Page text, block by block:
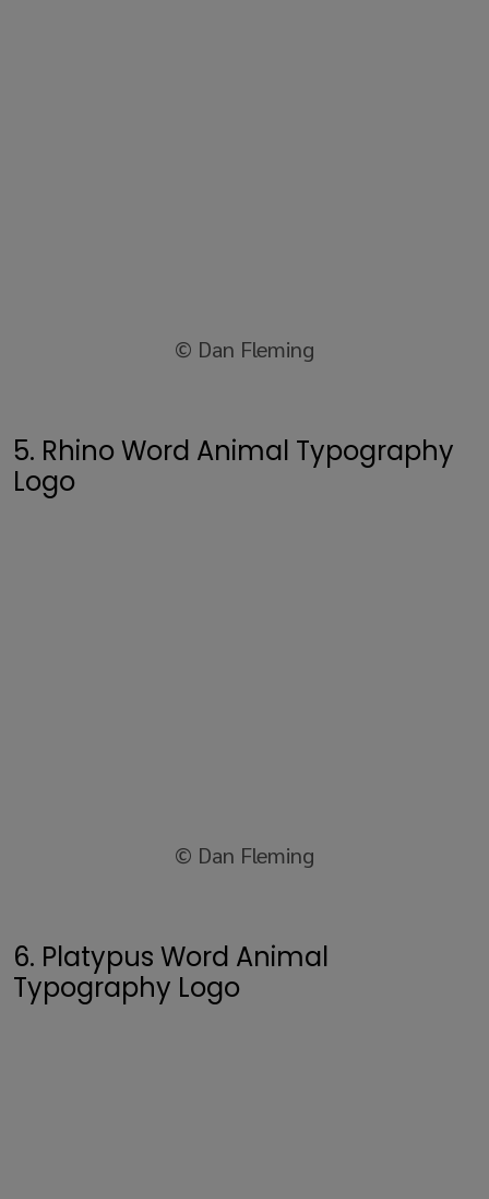
© Dan Fleming
5. Rhino Word Animal Typography
Logo
© Dan Fleming
6. Platypus Word Animal
Typography Logo